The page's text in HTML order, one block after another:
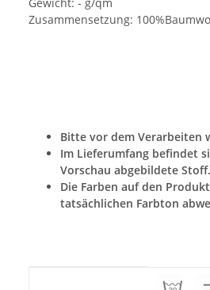
Zusammensetzung:
Bitte vor dem Verarbeiten
Im Lieferumfang befindet
Vorschau abgebildete Stoff.
Die Farben auf den
tatsächlichen Farbton